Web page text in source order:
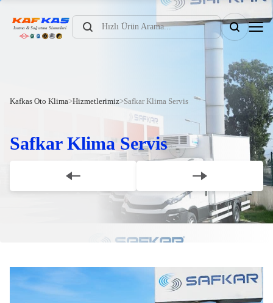
Products
search
Kafkas Oto Klima>Hizmetlerimiz>Safkar Klima Servis
Safkar Klima Servis